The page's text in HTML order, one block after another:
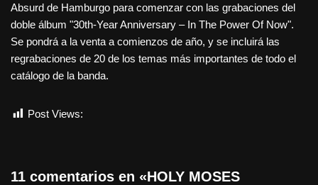
Absurd de Hamburgo para comenzar con las grabaciones del
doble álbum "30th-Year Anniversary – In The Power Of Now".
Se pondrá a la venta a comienzos de año, y se incluirá las
regrabaciones de 20 de los temas más importantes de todo el
catálogo de la banda.
Post Views:
11 comentarios en «HOLY MOSES